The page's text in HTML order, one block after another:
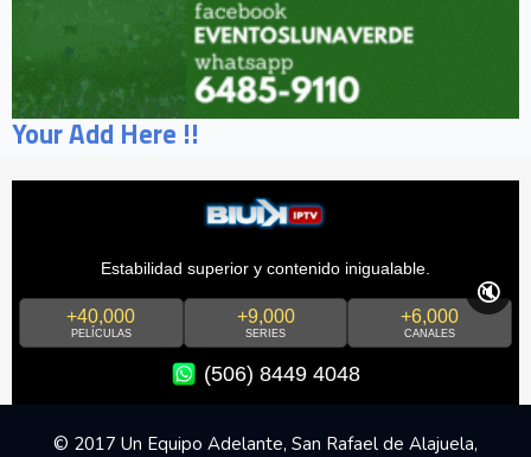
Your Add Here !!
Estabilidad superior y contenido inigualable.
+40,000
PELÍCULAS
+9,000
SERIES
+6,000
CANALES
(506) 8449 4048
🔇
© 2017 Un Equipo Adelante, San Rafael de Alajuela,